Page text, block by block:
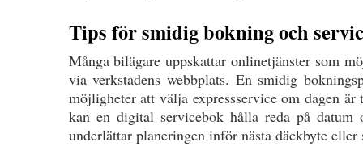
Tips för smidig bokning och
Många bilägare uppskattar onlinetjänster som
via verkstadens webbplats. En smidig
möjligheter att välja expressservice om dagen
kan en digital servicebok hålla reda på datum
underlättar planeringen inför nästa däckbyte eller